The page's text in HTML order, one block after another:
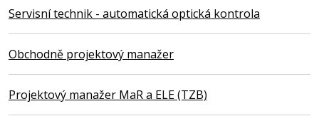
Servisní technik - automatická optická kontrola
Obchodně projektový manažer
Projektový manažer MaR a ELE (TZB)